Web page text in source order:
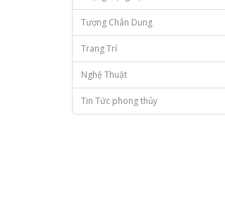
Tượng Chân Dung
Trang Trí
Nghệ Thuật
Tin Tức phong thủy